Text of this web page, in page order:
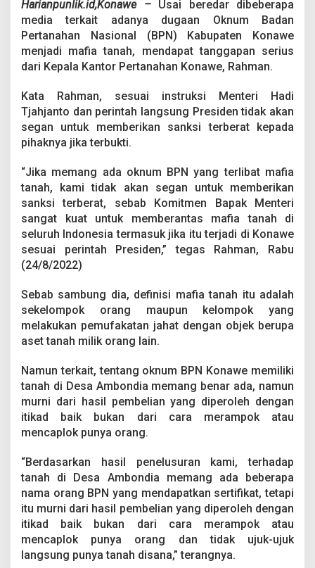
a
S
a
n
d
a
T
e
g
a
s
A
n
t
a
n
a
a
n
g
e
r
b
a
M
a
f
a
Harianpunlik.id,Konawe –
Usai beredar dibeberapa
media terkait adanya dugaan Oknum Badan
Pertanahan Nasional (BPN) Kabupaten Konawe
menjadi mafia tanah, mendapat tanggapan serius
dari Kepala Kantor Pertanahan Konawe, Rahman.
Kata Rahman, sesuai instruksi Menteri Hadi
Tjahjanto dan perintah langsung Presiden tidak akan
segan untuk memberikan sanksi terberat kepada
pihaknya jika terbukti.
“Jika memang ada oknum BPN yang terlibat mafia
tanah, kami tidak akan segan untuk memberikan
sanksi terberat, sebab Komitmen Bapak Menteri
sangat kuat untuk memberantas mafia tanah di
seluruh Indonesia termasuk jika itu terjadi di Konawe
sesuai perintah Presiden,” tegas Rahman, Rabu
(24/8/2022)
Sebab sambung dia, definisi mafia tanah itu adalah
sekelompok orang maupun kelompok yang
melakukan pemufakatan jahat dengan objek berupa
aset tanah milik orang lain.
Namun terkait, tentang oknum BPN Konawe memiliki
tanah di Desa Ambondia memang benar ada, namun
murni dari hasil pembelian yang diperoleh dengan
itikad baik bukan dari cara merampok atau
mencaplok punya orang.
“Berdasarkan hasil penelusuran kami, terhadap
tanah di Desa Ambondia memang ada beberapa
nama orang BPN yang mendapatkan sertifikat, tetapi
itu murni dari hasil pembelian yang diperoleh dengan
itikad baik bukan dari cara merampok atau
mencaplok punya orang dan tidak ujuk-ujuk
langsung punya tanah disana,” terangnya.